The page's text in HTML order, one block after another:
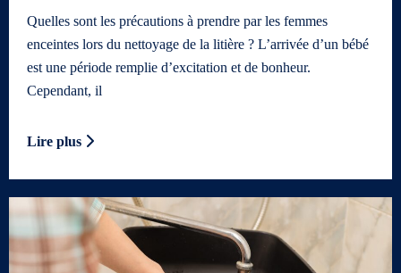
Quelles sont les précautions à prendre par les femmes
enceintes lors du nettoyage de la litière ? L’arrivée d’un bébé
est une période remplie d’excitation et de bonheur.
Cependant, il
Lire plus